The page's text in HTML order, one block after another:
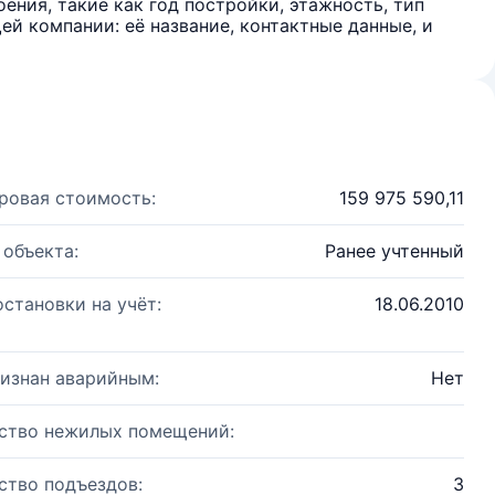
такие как год постройки, этажность, тип
компании: её название, контактные данные, и
стоимость: 159 975 590,11
Ранее учтенный
на учёт: 18.06.2010
аварийным: Нет
нежилых помещений:
подъездов: 3